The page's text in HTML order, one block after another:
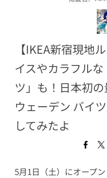
【IKEA新宿現地
イスやカラフル
ツ」も！日本初
ウェーデン バイ
してみたよ
5月1日（土）にオープ